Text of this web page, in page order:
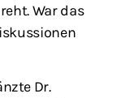
War das
Dr.